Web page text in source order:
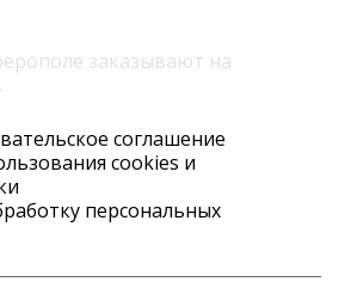
заказывают на
.
соглашение
cookies и
персональных